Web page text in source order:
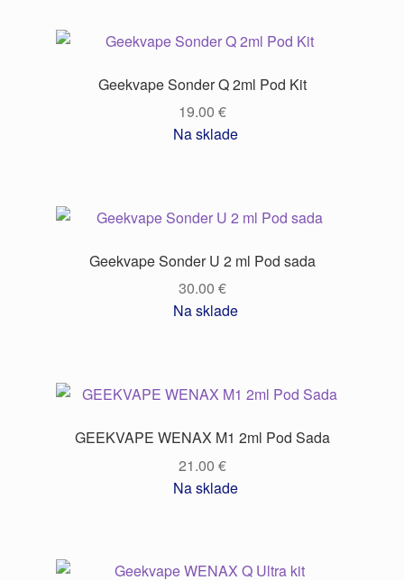
Geekvape Sonder Q 2ml Pod Kit
19.00 €
Na sklade
Geekvape Sonder U 2 ml Pod sada
30.00 €
Na sklade
GEEKVAPE WENAX M1 2ml Pod Sada
21.00 €
Na sklade